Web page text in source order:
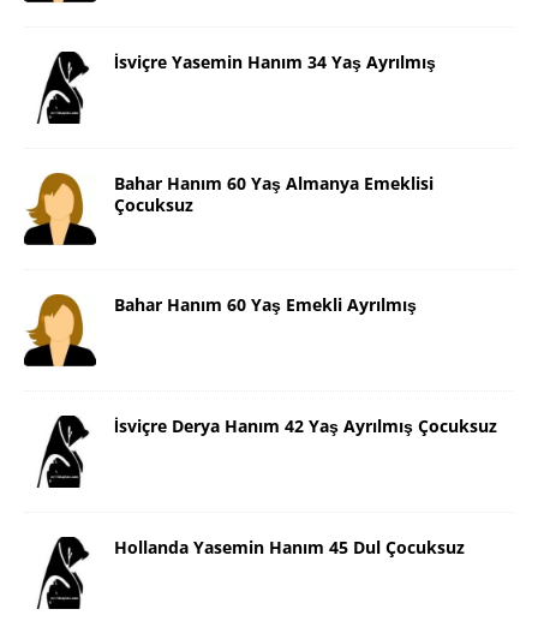
İsviçre Yasemin Hanım 34 Yaş Ayrılmış
Bahar Hanım 60 Yaş Almanya Emeklisi
Çocuksuz
Bahar Hanım 60 Yaş Emekli Ayrılmış
İsviçre Derya Hanım 42 Yaş Ayrılmış Çocuksuz
Hollanda Yasemin Hanım 45 Dul Çocuksuz